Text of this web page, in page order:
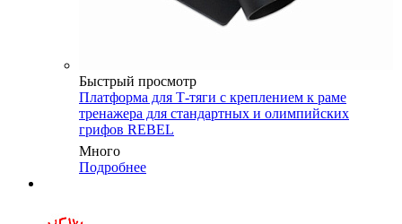
Быстрый просмотр
Платформа для Т-тяги с креплением к раме
тренажера для стандартных и олимпийских
грифов REBEL
Много
Подробнее